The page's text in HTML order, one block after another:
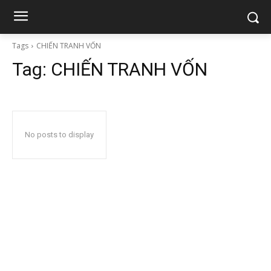
Tags CHIẾN TRANH VỐN
Tag: CHIẾN TRANH VỐN
No posts to display